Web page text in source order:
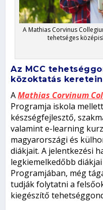
A Mathias Corvinus
tehetséges
Az MCC
közoktatás keretein
AMathias Corvinum
Programja iskola
készségfejlesztő,
valamint e-learning
magyarországi és
diákjait. A jelentkezési
legkiemelkedőbb
Programjában, még
tudják folytatni a
kiegészítő